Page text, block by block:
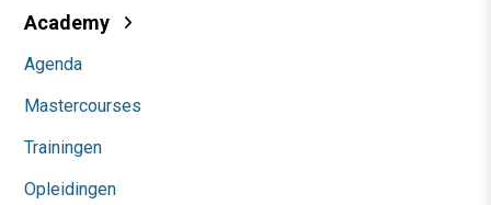
Academy
Agenda
Mastercourses
Trainingen
Opleidingen